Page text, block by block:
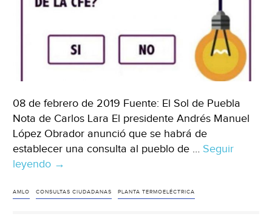
08 de febrero de 2019 Fuente: El Sol de Puebla
Nota de Carlos Lara El presidente Andrés Manuel
López Obrador anunció que se habrá de
establecer una consulta al pueblo de … Seguir
leyendo Habrá
ciudadana
→
AMLO CONSULTAS CIUDADANAS PLANTA TERMOELÉCTRICA